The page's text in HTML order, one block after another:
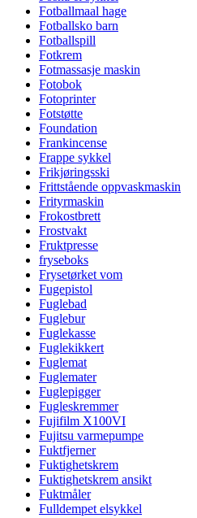
Fotballmaal hage
Fotballsko barn
Fotballspill
Fotkrem
Fotmassasje maskin
Fotobok
Fotoprinter
Fotstøtte
Foundation
Frankincense
Frappe sykkel
Frikjøringsski
Frittstående oppvaskmaskin
Frityrmaskin
Frokostbrett
Frostvakt
Fruktpresse
fryseboks
Frysetørket vom
Fugepistol
Fuglebad
Fuglebur
Fuglekasse
Fuglekikkert
Fuglemat
Fuglemater
Fuglepigger
Fugleskremmer
Fujifilm X100VI
Fujitsu varmepumpe
Fuktfjerner
Fuktighetskrem
Fuktighetskrem ansikt
Fuktmåler
Fulldempet elsykkel